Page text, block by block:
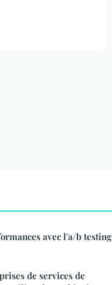
avec l'a/b testing
de services de